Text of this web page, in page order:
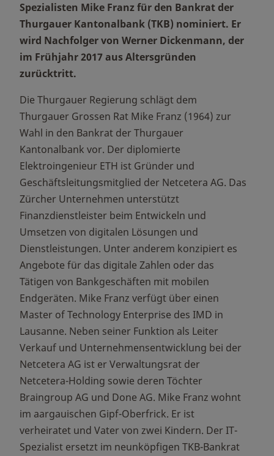
Spezialisten Mike Franz für den Bankrat der
Thurgauer Kantonalbank (TKB) nominiert. Er
wird Nachfolger von Werner Dickenmann, der
im Frühjahr 2017 aus Altersgründen
zurücktritt.
Die Thurgauer Regierung schlägt dem
Thurgauer Grossen Rat Mike Franz (1964) zur
Wahl in den Bankrat der Thurgauer
Kantonalbank vor. Der diplomierte
Elektroingenieur ETH ist Gründer und
Geschäftsleitungsmitglied der Netcetera AG. Das
Zürcher Unternehmen unterstützt
Finanzdienstleister beim Entwickeln und
Umsetzen von digitalen Lösungen und
Dienstleistungen. Unter anderem konzipiert es
Angebote für das digitale Zahlen oder das
Tätigen von Bankgeschäften mit mobilen
Endgeräten. Mike Franz verfügt über einen
Master of Technology Enterprise des IMD in
Lausanne. Neben seiner Funktion als Leiter
Verkauf und Unternehmensentwicklung bei der
Netcetera AG ist er Verwaltungsrat der
Netcetera-Holding sowie deren Töchter
Braingroup AG und Done AG. Mike Franz wohnt
im aargauischen Gipf-Oberfrick. Er ist
verheiratet und Vater von zwei Kindern. Der IT-
Spezialist ersetzt im neunköpfigen TKB-Bankrat